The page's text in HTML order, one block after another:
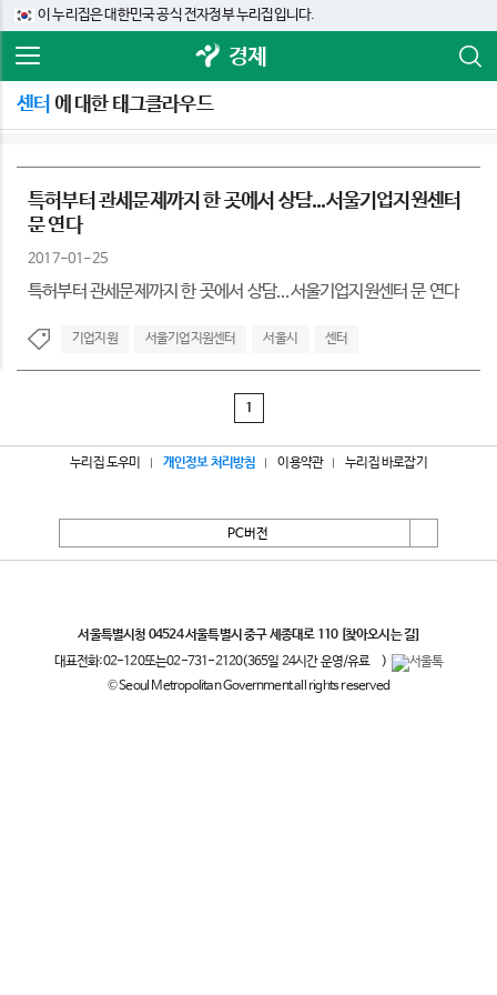
이 누리집은 대한민국 공식 전자정부 누리집입니다.
경제
센터 에 대한 태그클라우드
특허부터 관세문제까지 한 곳에서 상담...서울기업지원센터
문 연다
2017-01-25
특허부터 관세문제까지 한 곳에서 상담...서울기업지원센터 문 연다
기업지원 서울기업지원센터 서울시 센터
1
누리집 도우미 개인정보 처리방침 이용약관 누리집 바로잡기
PC버전
서울특별시청 04524 서울특별시 중구 세종대로 110 [찾아오시는 길]
대표전화:02-120또는02-731-2120(365일 24시간 운영/유료
)
© Seoul Metropolitan Government all rights reserved